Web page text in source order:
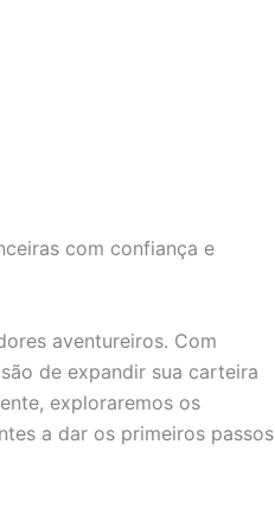
com confiança e
aventureiros. Com
de expandir sua carteira
exploraremos os
a dar os primeiros passos